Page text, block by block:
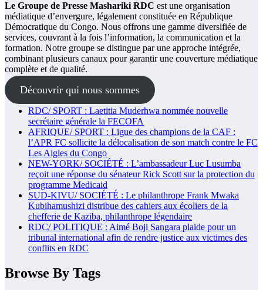
Le Groupe de Presse Mashariki RDC est une organisation
médiatique d’envergure, légalement constituée en République
Démocratique du Congo. Nous offrons une gamme diversifiée de
services, couvrant à la fois l’information, la communication et la
formation. Notre groupe se distingue par une approche intégrée,
combinant plusieurs canaux pour garantir une couverture médiatique
complète et de qualité.
Découvrir qui nous sommes
RDC/ SPORT : Laetitia Muderhwa nommée nouvelle
secrétaire générale la FECOFA
AFRIQUE/ SPORT : Ligue des champions de la CAF :
l’APR FC sollicite la délocalisation de son match contre le FC
Les Aigles du Congo
NEW-YORK/ SOCIÉTÉ : L’ambassadeur Luc Lusumba
reçoit une réponse du sénateur Rick Scott sur la protection du
programme Medicaid
SUD-KIVU/ SOCIÉTÉ : Le philanthrope Frank Mwaka
Kubihamushizi distribue des cahiers aux écoliers de la
chefferie de Kaziba, philanthrope légendaire
RDC/ POLITIQUE : Aimé Boji Sangara plaide pour un
tribunal international afin de rendre justice aux victimes des
conflits en RDC
Browse By Tags